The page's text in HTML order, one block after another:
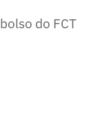
do FCT